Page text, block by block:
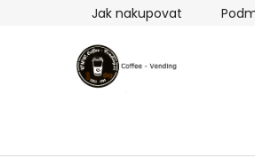
Jak nakupovat